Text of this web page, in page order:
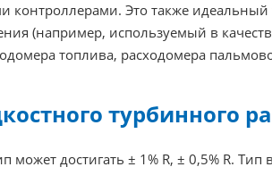
контроллерами. Это также
(например, используемый в
топлива, расходомера
турбинного
может достигать ± 1% R, ± 0,5% R.